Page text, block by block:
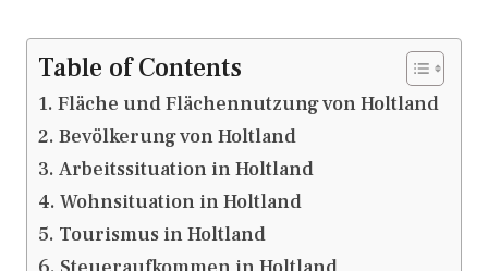
Table of Contents
Fläche und Flächennutzung von Holtland
Bevölkerung von Holtland
Arbeitssituation in Holtland
Wohnsituation in Holtland
Tourismus in Holtland